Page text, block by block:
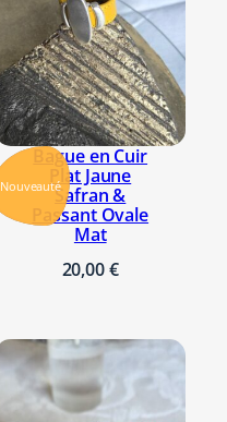
r
i
x
:
2
0
Nouveauté
Bague en Cuir
Plat Jaune
Safran &
Passant Ovale
Mat
20,00€